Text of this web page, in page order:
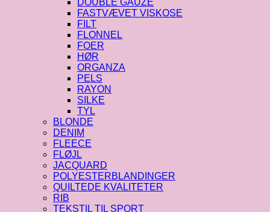
FASTVÆVET VISKOSE
FILT
FLONNEL
FOER
HØR
ORGANZA
PELS
RAYON
SILKE
TYL
BLONDE
DENIM
FLEECE
FLØJL
JACQUARD
POLYESTERBLANDINGER
QUILTEDE KVALITETER
RIB
TEKSTIL TIL SPORT